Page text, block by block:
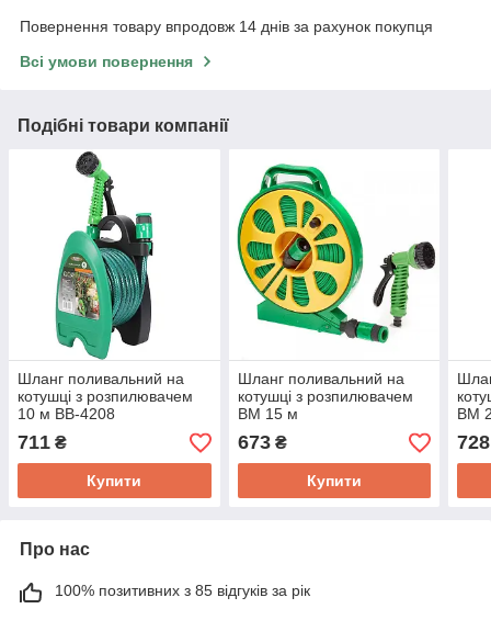
Повернення товару впродовж 14 днів за рахунок покупця
Всі умови повернення
Подібні товари компанії
Шланг поливальний на
котушці з розпилювачем
10 м BB-4208
711 ₴
Купити
Шланг поливальний на
котушці з розпилювачем
BM 15 м
673₴
Купити
BM
728
Про нас
100% позитивних з 85 відгуків за рік